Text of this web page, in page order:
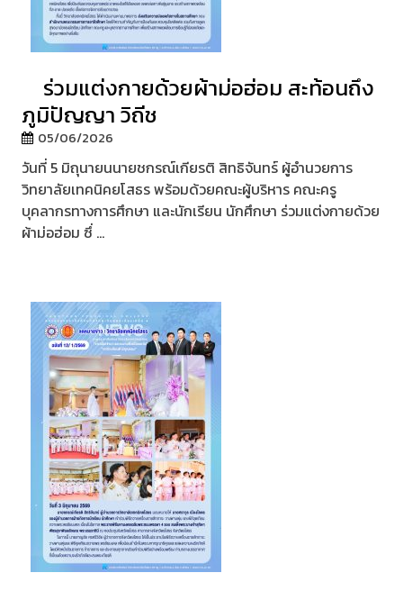
ร่วมแต่งกายด้วยผ้าม่อฮ่อม สะท้อนถึง
ภูมิปัญญา วิถีช
05/06/2026
วันที่ 5 มิถุนายนนายชกรณ์เกียรติ สิทธิจันทร์ ผู้อำนวยการ
วิทยาลัยเทคนิคยโสธร พร้อมด้วยคณะผู้บริหาร คณะครู
บุคลากรทางการศึกษา และนักเรียน นักศึกษา ร่วมแต่งกายด้วย
ผ้าม่อฮ่อม ซึ่ ...